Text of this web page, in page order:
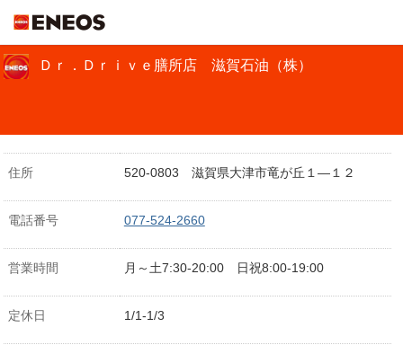
Ｄｒ．Ｄｒｉｖｅ膳所店 滋賀石油（株）
住所 520-0803 滋賀県大津市竜が丘１―１２
電話番号 077-524-2660
営業時間 月～土7:30-20:00 日祝8:00-19:00
定休日 1/1-1/3